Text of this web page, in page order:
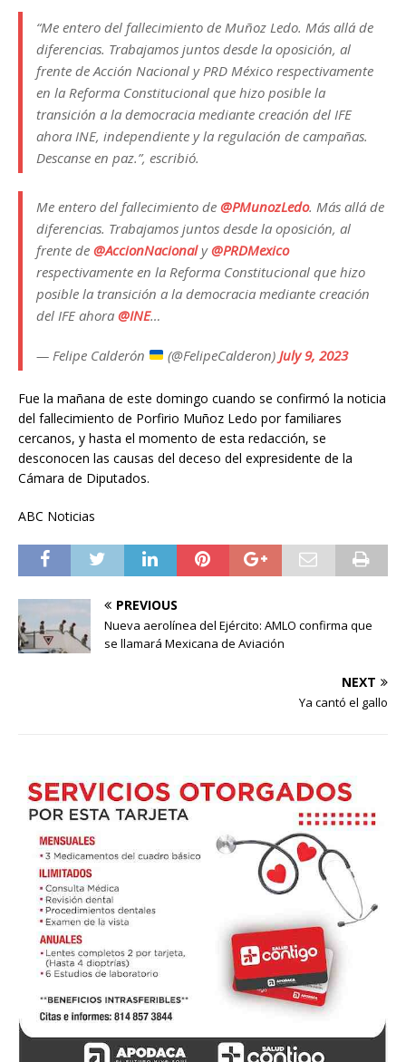
“Me entero del fallecimiento de Muñoz Ledo. Más allá de
diferencias. Trabajamos juntos desde la oposición, al
frente de Acción Nacional y PRD México respectivamente
en la Reforma Constitucional que hizo posible la
transición a la democracia mediante creación del IFE
ahora INE, independiente y la regulación de campañas.
Descanse en paz.”, escribió.
Me entero del fallecimiento de @PMunozLedo. Más allá de
diferencias. Trabajamos juntos desde la oposición, al
frente de @AccionNacionaly@PRDMexico
respectivamente en la Reforma Constitucional que hizo
posible la transición a la democracia mediante creación
del IFE ahora @INE…
— Felipe Calderón (@FelipeCalderon) July 9, 2023
Fue la mañana de este domingo cuando se confirmó la noticia
del fallecimiento de Porfirio Muñoz Ledo por familiares
cercanos, y hasta el momento de esta redacción, se
desconocen las causas del deceso del expresidente de la
Cámara de Diputados.
ABC Noticias
PREVIOUS
Nueva aerolínea del Ejército: AMLO confirma que
se llamará Mexicana de Aviación
NEXT
Ya cantó el gallo